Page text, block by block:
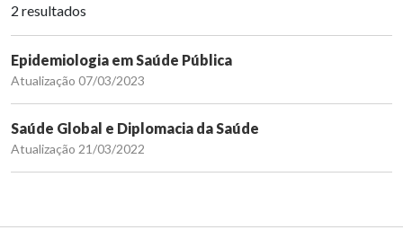
2 resultados
Epidemiologia em Saúde Pública
Atualização 07/03/2023
Saúde Global e Diplomacia da Saúde
Atualização 21/03/2022